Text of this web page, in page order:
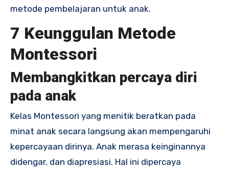
metode pembelajaran untuk anak.
7 Keunggulan Metode
Montessori
Membangkitkan percaya diri
pada anak
Kelas Montessori yang menitik beratkan pada
minat anak secara langsung akan mempengaruhi
kepercayaan dirinya. Anak merasa keinginannya
didengar, dan diapresiasi. Hal ini dipercaya